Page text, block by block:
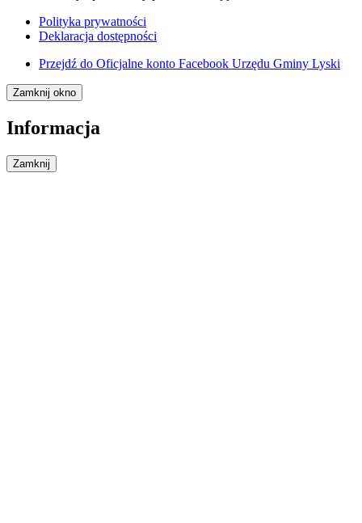
Polityka prywatności
Deklaracja dostępności
Przejdź do Oficjalne konto Facebook Urzędu Gminy Lyski
Zamknij okno
Informacja
Zamknij